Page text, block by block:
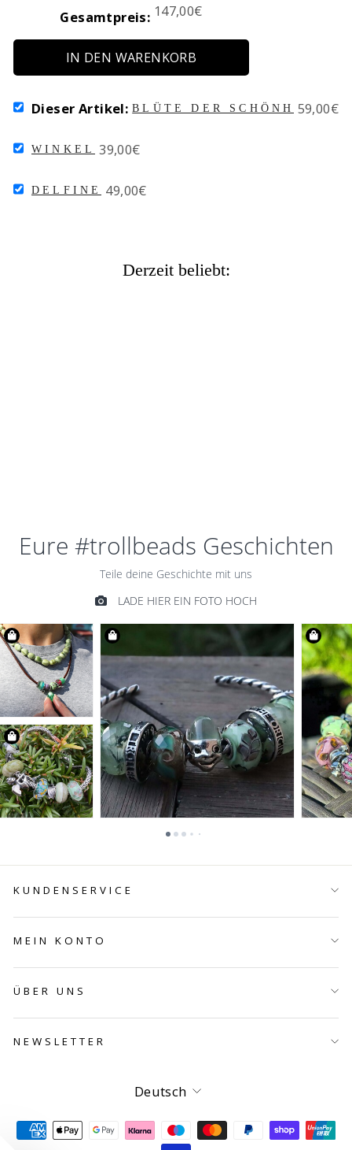
Gesamtpreis: Price
147,00€
IN DEN WARENKORB
SELECT
SCHÖNHEIT
Dieser Artikel: BLÜTE DER SCHÖNHEIT
Price
59,00€
SELECT
BUNDLE
WINKEL Price
39,00€
SELECT
DELFINE Price
49,00€
Derzeit beliebt:
KUNDENSERVICE
MEIN KONTO
ÜBER UNS
NEWSLETTER
Sprache
Deutsch